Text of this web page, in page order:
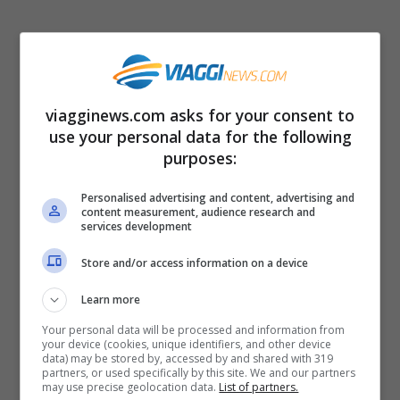
Questa dieta, più che dirvi cosa non
mangiare, vi consiglia cosa mangiare e
come visto che punta a farvi ingerire tanti
dovrete assumere solo 1000 calorie per tre
giorni tramite succhi verdi e un pasto
solido a base di cibi sirt. Dal quarto al
settimo giorno dovrete assumere solo due
succhi verdi e due pasti solidi a base di
cibi sirt. Nella seconda fase, che dovrebbe
viagginews.com asks for your consent to
use your personal data for the following
purposes:
Personalised advertising and content, advertising and
content measurement, audience research and
services development
Store and/or access information on a device
Learn more
Your personal data will be processed and information from
your device (cookies, unique identifiers, and other device
data) may be stored by, accessed by and shared with 319
partners, or used specifically by this site. We and our partners
may use precise geolocation data. List of partners.